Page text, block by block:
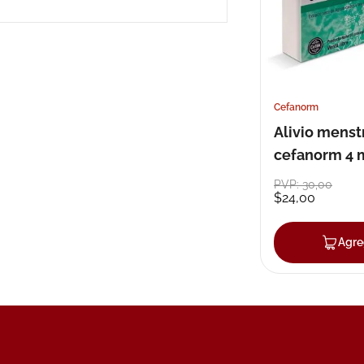
Cefanorm
Alivio
cefanorm 4
cápsulas x 30
PVP:30,00
$24,00
10.nivea